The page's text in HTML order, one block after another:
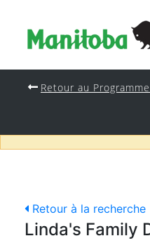
Retour au
Retour à la recherche
Linda's Family